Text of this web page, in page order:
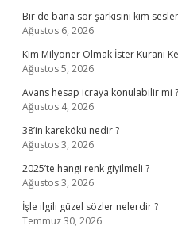
Bir de bana sor şarkısını kim
Ağustos 6, 2026
Kim Milyoner Olmak İster Kuranı
Ağustos 5, 2026
Avans hesap icraya konulabilir mi ?
Ağustos 4, 2026
38’in karekökü nedir ?
Ağustos 3, 2026
2025’te hangi renk giyilmeli ?
Ağustos 3, 2026
İşle ilgili güzel sözler nelerdir ?
Temmuz 30, 2026